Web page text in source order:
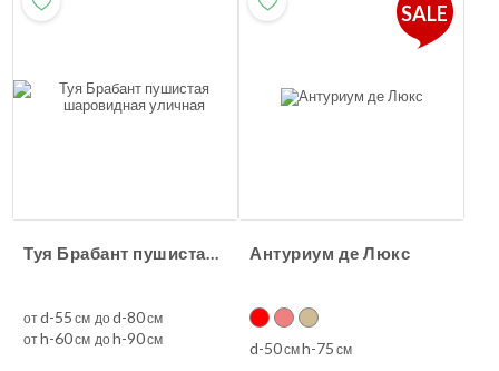
Туя Брабант пушистая шаровидная уличная
отd-55 см доd-80см
отh-60см доh-90см
SALE
Антуриум де Люкс
d-50смh-75 см